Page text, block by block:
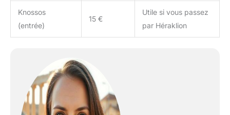
Knossos
(entrée)
15 €
Utile si vous passez
par Héraklion